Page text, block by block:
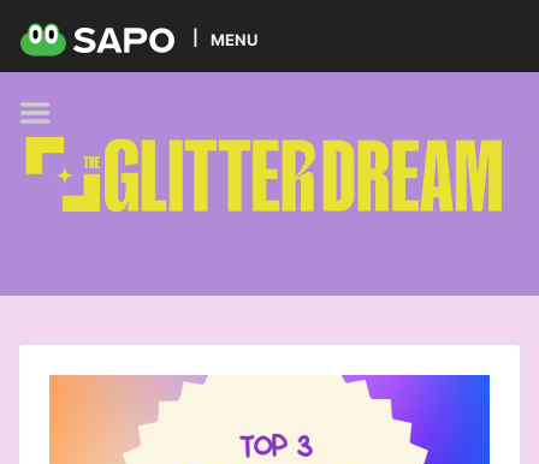
MENU
HOME
PODCAST
GLITTER BRANDS
KIDS
TREND